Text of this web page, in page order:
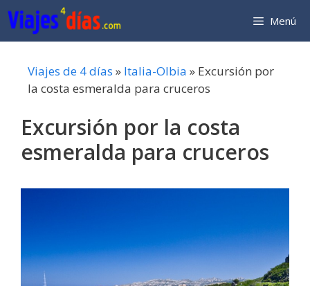
Saltar
al
contenido
Menú
Viajes de 4 días » Italia-Olbia » Excursión por
la costa esmeralda para cruceros
Excursión por la costa
esmeralda para cruceros